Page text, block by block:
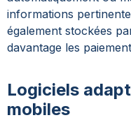
informations
également stockées
davantage les
Logiciels
mobiles